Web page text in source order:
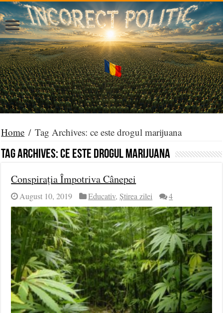
Home / Tag Archives: ce este drogul marijuana
Tag Archives:ce este drogul marijuana
Conspirația Împotriva Cânepei
August 10, 2019 Educativ,Știrea zilei 4